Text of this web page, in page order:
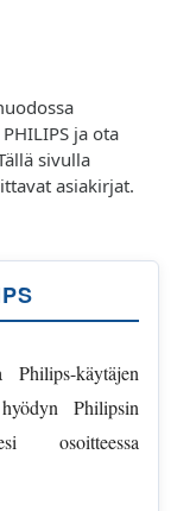
ja ota
sivulla
asiakirjat.
käytäjen
Philipsin
osoitteessa